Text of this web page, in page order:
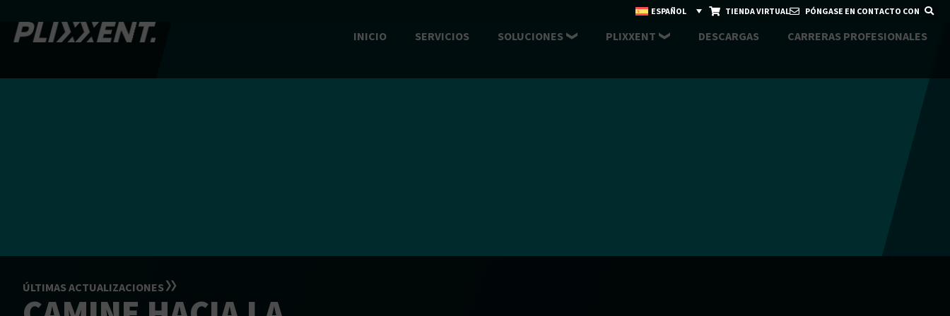
ESPAÑOL TIENDA VIRTUAL PÓNGASE EN CONTACTO CON
INICIO SERVICIOS SOLUCIONES PLIXXENT DESCARGAS CARRERAS PROFESIONALES
ÚLTIMAS ACTUALIZACIONES